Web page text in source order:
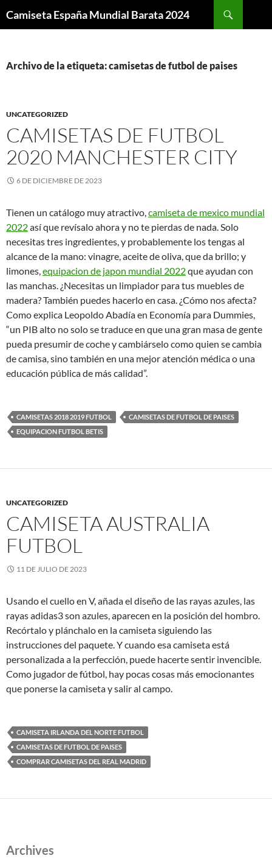
Camiseta España Mundial Barata 2024
Archivo de la etiqueta: camisetas de futbol de paises
UNCATEGORIZED
CAMISETAS DE FUTBOL
2020 MANCHESTER CITY
6 DE DICIEMBRE DE 2023
Tienen un catálogo muy atractivo,camiseta de mexico mundial
2022así que revísalo ahora y no te pierdas de nada. Solo
necesitas tres ingredientes, y probablemente los tengas al
alcance de la mano: vinagre, aceite de oliva, que da brillo; y
limones,equipacion de japon mundial 2022que ayudan con
las manchas. ¿Necesitas un limpiador para tus muebles de
madera? También puedes hacerlo en casa. ¿Cómo nos afecta?
Como explica Leopoldo Abadía en Economía para Dummies,
“un PIB alto no solo se traduce en que una gran masa de gente
pueda presumir de coche y cambiárselo como quien se cambia
de camisa, sino también en una mejor atención médica o una
educación pública de más calidad”.
CAMISETAS 2018 2019 FUTBOL
CAMISETAS DE FUTBOL DE PAISES
EQUIPACION FUTBOL BETIS
UNCATEGORIZED
CAMISETA AUSTRALIA
FUTBOL
11 DE JULIO DE 2023
Usando el cuello en V, añada el diseño de las rayas azules, las
rayas adidas3 son azules, aparecen en la posición del hombro.
Recórtalo y plánchalo en la camiseta siguiendo las
instrucciones del paquete. Y cuando esa camiseta está
personalizada a la perfección, puede hacerte sentir invencible.
Como jugador de fútbol, hay pocas cosas más emocionantes
que ponerse la camiseta y salir al campo.
CAMISETA IRLANDA DEL NORTE FUTBOL
CAMISETAS DE FUTBOL DE PAISES
COMPRAR CAMISETAS DEL REAL MADRID
Archives